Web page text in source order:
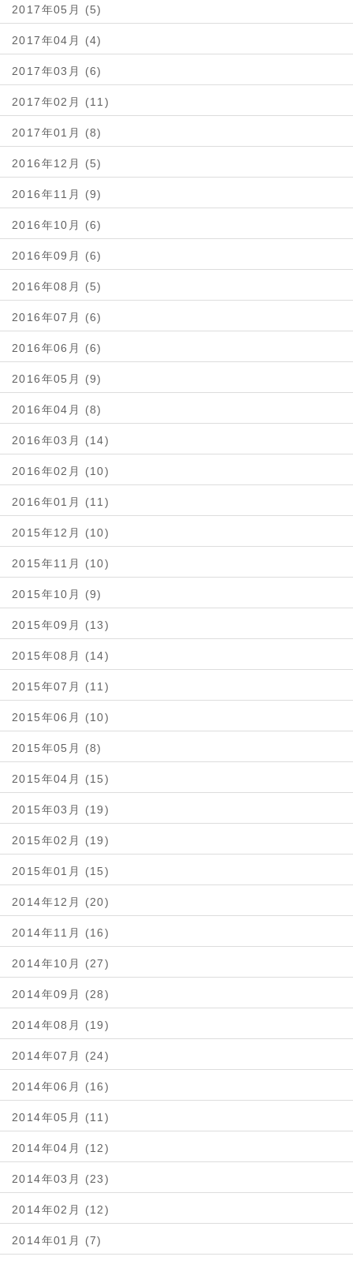
2017年05月 (5)
2017年04月 (4)
2017年03月 (6)
2017年02月 (11)
2017年01月 (8)
2016年12月 (5)
2016年11月 (9)
2016年10月 (6)
2016年09月 (6)
2016年08月 (5)
2016年07月 (6)
2016年06月 (6)
2016年05月 (9)
2016年04月 (8)
2016年03月 (14)
2016年02月 (10)
2016年01月 (11)
2015年12月 (10)
2015年11月 (10)
2015年10月 (9)
2015年09月 (13)
2015年08月 (14)
2015年07月 (11)
2015年06月 (10)
2015年05月 (8)
2015年04月 (15)
2015年03月 (19)
2015年02月 (19)
2015年01月 (15)
2014年12月 (20)
2014年11月 (16)
2014年10月 (27)
2014年09月 (28)
2014年08月 (19)
2014年07月 (24)
2014年06月 (16)
2014年05月 (11)
2014年04月 (12)
2014年03月 (23)
2014年02月 (12)
2014年01月 (7)